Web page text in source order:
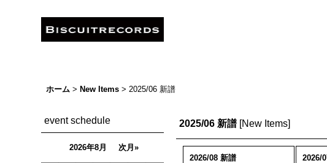
ホーム > New Items > 2025/06 新譜
event schedule
2026年8月 次月»
2025/06 新譜 [New Items]
2026/08 新譜 2026/